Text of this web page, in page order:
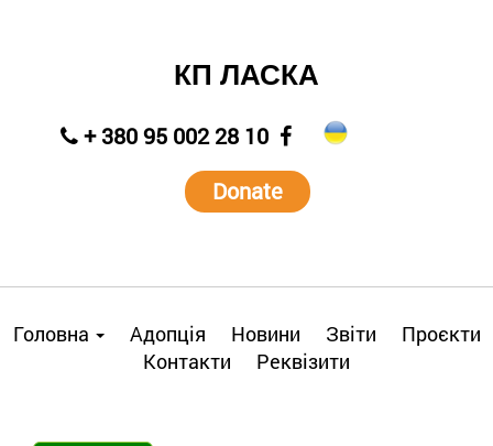
КП ЛАСКА
+ 380 95 002 28 10
Donate
Головна Адопція Новини Звіти
Проєкти
Контакти
Реквізити